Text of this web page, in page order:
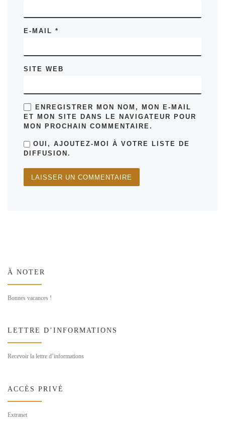
E-MAIL*
SITE WEB
ENREGISTRER MON NOM, MON E-MAIL
ET MON SITE DANS LE NAVIGATEUR POUR
MON PROCHAIN COMMENTAIRE.
OUI, AJOUTEZ-MOI À VOTRE LISTE DE
DIFFUSION.
À NOTER
Bonnes vacances !
LETTRE D’INFORMATIONS
Recevoir la lettre d’informations
ACCÈS PRIVÉ
Extranet